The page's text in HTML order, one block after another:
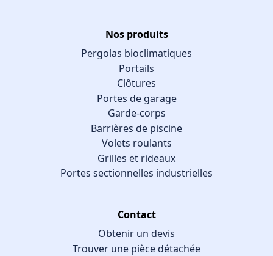
Nos produits
Pergolas bioclimatiques
Portails
Clôtures
Portes de garage
Garde-corps
Barrières de piscine
Volets roulants
Grilles et rideaux
Portes sectionnelles industrielles
Contact
Obtenir un devis
Trouver une pièce détachée